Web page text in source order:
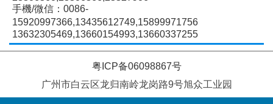
手機/微信：0086-
15920997366,13435612749,15899971756
13632305469,13660154993,13660337255
粤ICP备06098867号
广州市白云区龙归南岭龙岗路9号旭众工业园